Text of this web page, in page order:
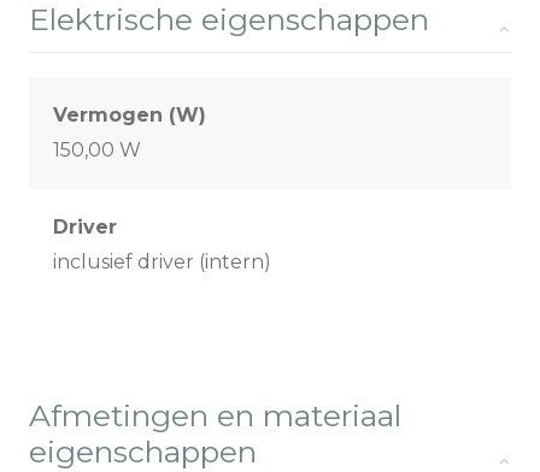
Elektrische eigenschappen
Vermogen (W)
150,00 W
Driver
inclusief driver (intern)
Afmetingen en materiaal
eigenschappen